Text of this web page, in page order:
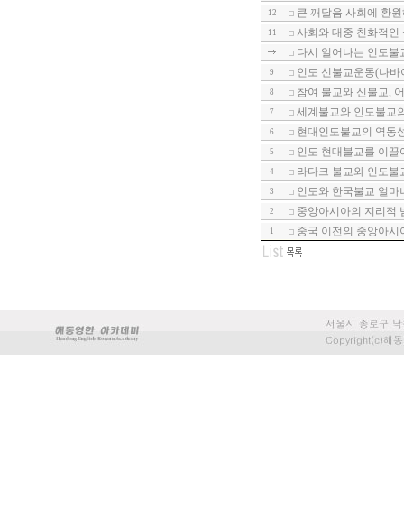
12 큰 깨달음 사회에 환
11
사회와 대중 친화적인
다시 일어나는 인도불
9 인도 신불교운동(나바
8 참여 불교와 신불교,
7 세계불교와 인도불교
6 현대인도불교의 역동
5 인도 현대불교를 이끌
4 라다크 불교와 인도불
3 인도와 한국불교 얼마
2 중앙아시아의 지리적
1 중국 이전의 중앙아시